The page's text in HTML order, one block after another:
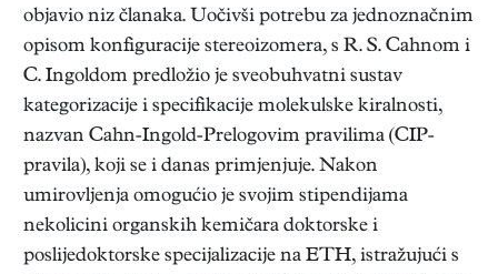
objavio niz članaka. Uočivši potrebu za jednoznačnim
opisom konfiguracije stereoizomera, s R. S. Cahnom i
C. Ingoldom predložio je sveobuhvatni sustav
kategorizacije i specifikacije molekulske kiralnosti,
nazvan Cahn-Ingold-Prelogovim pravilima (CIP-
pravila), koji se i danas primjenjuje. Nakon
umirovljenja omogućio je svojim stipendijama
nekolicini organskih kemičara doktorske i
poslijedoktorske specijalizacije na ETH, istražujući s